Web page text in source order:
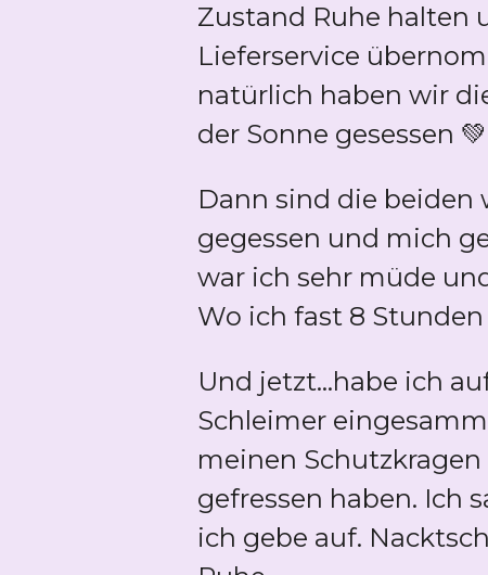
Zustand Ruhe halten
Lieferservice
natürlich haben wir
der Sonne gesessen 💚
Dann sind die beiden
gegessen und mich
war ich sehr müde
Wo ich fast 8
Und jetzt...habe ich
Schleimer
meinen
gefressen haben. Ich
ich gebe auf.